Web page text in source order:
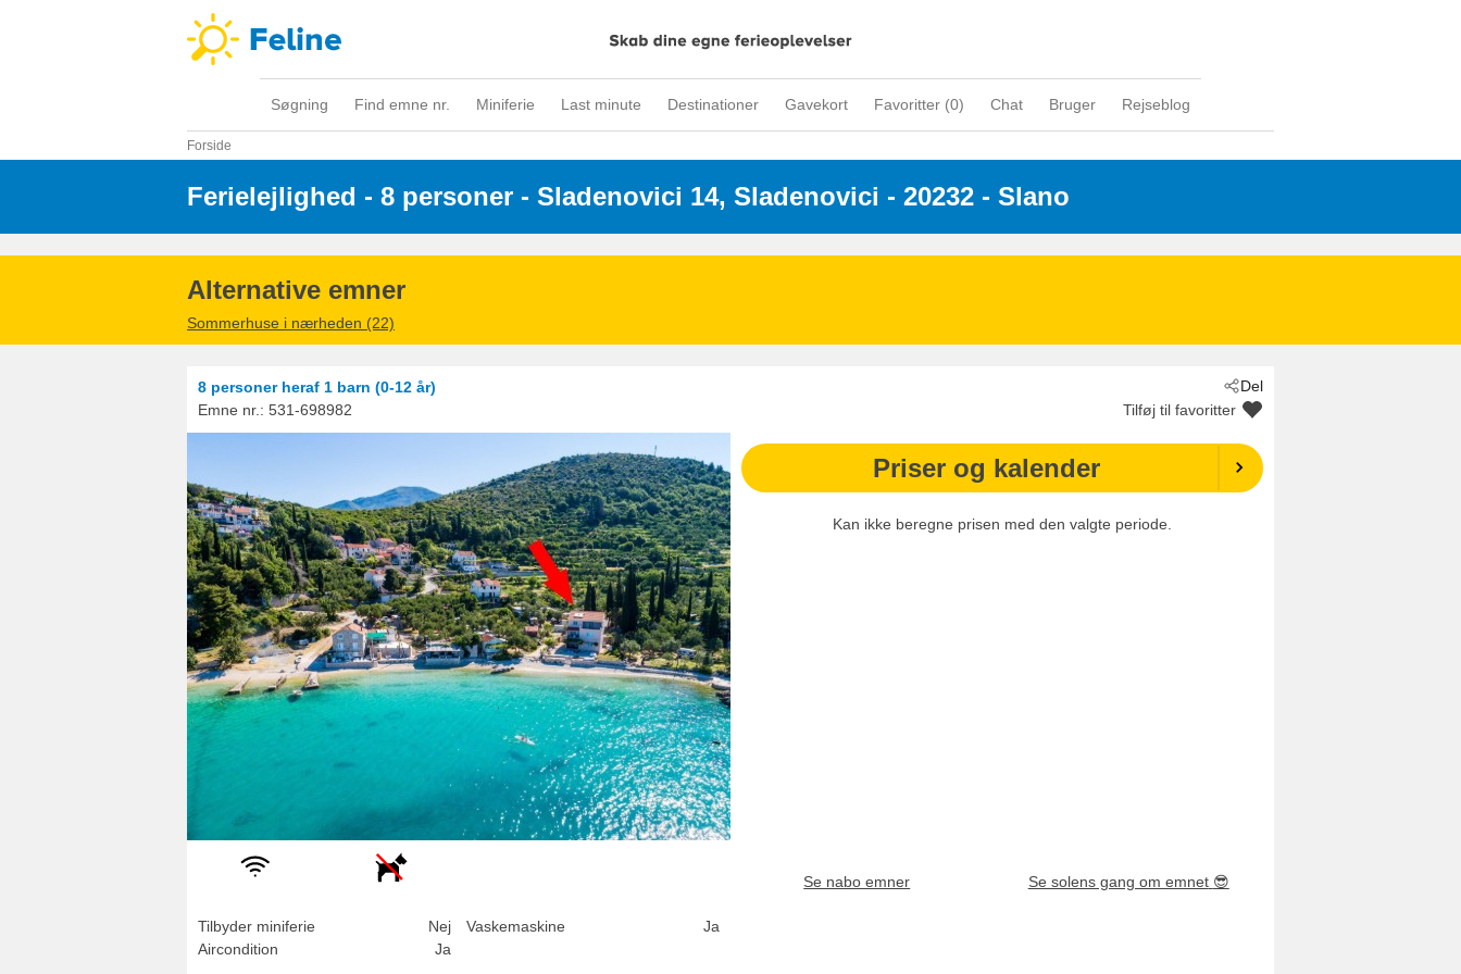
Søgning Find emne nr. Miniferie Last minute Destinationer Gavekort Favoritter (0) Chat Bruger Rejseblog
Forside
Ferielejlighed - 8 personer - Sladenovici 14, Sladenovici - 20232 - Slano
Alternative emner
Sommerhuse i nærheden (22)
Del
8 personer heraf 1 barn (0-12 år)
Emne nr.: 531-698982 Tilføj til favoritter
Priser og kalender
Kan ikke beregne prisen med den valgte periode.
Tilbyder miniferie
Nej
Aircondition
Ja
Vaskemaskine Ja
Se nabo emner Se solens gang om emnet 😎